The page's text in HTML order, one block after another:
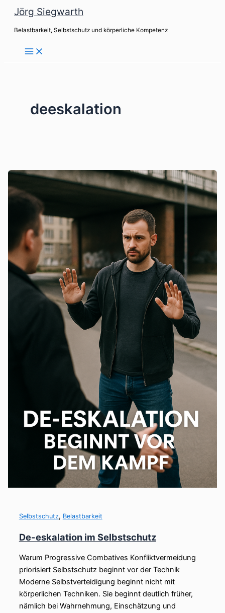
Zum
springen
Jörg Siegwarth
Belastbarkeit, Selbstschutz und körperliche Kompetenz
deeskalation
Selbstschutz, Belastbarkeit
De-eskalation im Selbstschutz
Warum Progressive Combatives Konfliktvermeidung
priorisiert Selbstschutz beginnt vor der Technik
Moderne Selbstverteidigung beginnt nicht mit
körperlichen Techniken. Sie beginnt deutlich früher,
nämlich bei Wahrnehmung, Einschätzung und